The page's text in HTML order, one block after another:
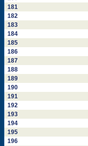
181
182
183
184
185
186
187
188
189
190
191
192
193
194
195
196